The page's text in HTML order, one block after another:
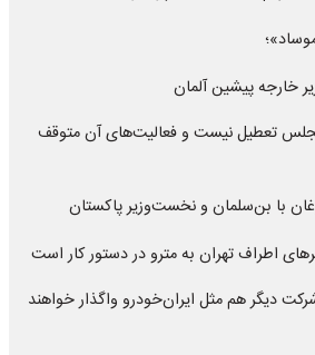
خارجه پیشین آلمان
تعطیل نیست و فعالیت‌های آن متوقف
با بن‌سلمان و نخست‌وزیر پاکستان
اطراف تهران به مترو در دستور کار است
دیگر هم مثل ایران‌خودرو واگذار خواهند